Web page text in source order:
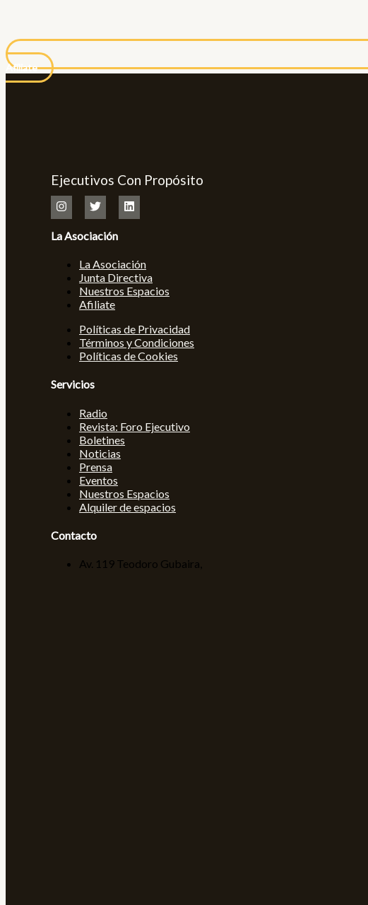
Afíliate
Ejecutivos Con Propósito
La Asociación
La Asociación
Junta Directiva
Nuestros Espacios
Afiliate
Políticas de Privacidad
Términos y Condiciones
Políticas de Cookies
Servicios
Radio
Revista: Foro Ejecutivo
Boletines
Noticias
Prensa
Eventos
Nuestros Espacios
Alquiler de espacios
Contacto
Av. 119 Teodoro Gubaira,